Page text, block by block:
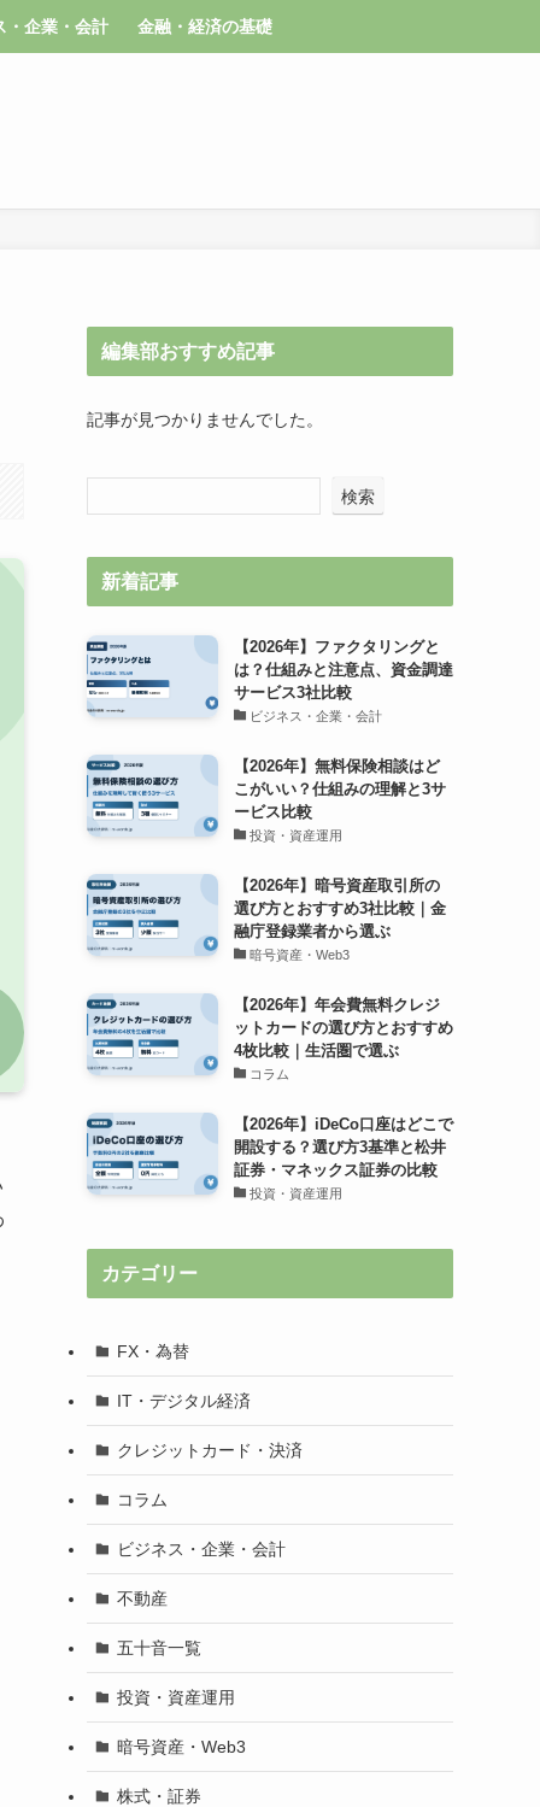
・企業・会計 金融・経済の基礎
編集部おすすめ記事
記事が見つかりませんでした。
検索
新着記事
【2026年】ファクタリングと
は？仕組みと注意点、資金調達
サービス3社比較
ビジネス・企業・会計
【2026年】無料保険相談はど
こがいい？仕組みの理解と3サ
ービス比較
投資・資産運用
【2026年】暗号資産取引所の
選び方とおすすめ3社比較｜金
融庁登録業者から選ぶ
暗号資産・Web3
【2026年】年会費無料クレジ
ットカードの選び方とおすすめ
4枚比較｜生活圏で選ぶ
コラム
【2026年】iDeCo口座はどこで
開設する？選び方3基準と松井
証券・マネックス証券の比較
投資・資産運用
カテゴリー
FX・為替
IT・デジタル経済
クレジットカード・決済
コラム
ビジネス・企業・会計
不動産
五十音一覧
投資・資産運用
暗号資産・Web3
株式・証券